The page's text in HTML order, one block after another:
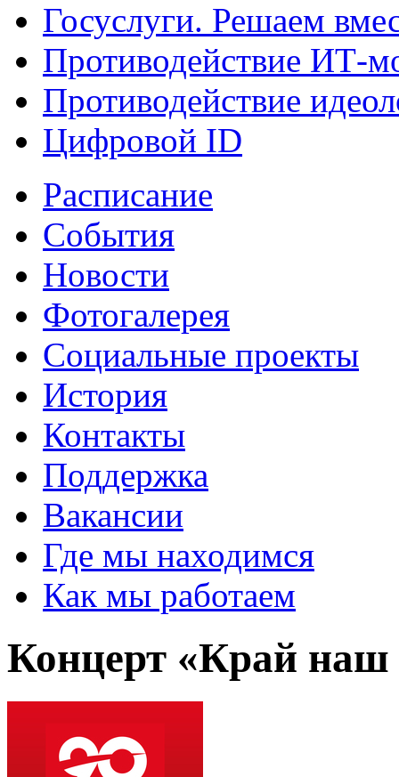
Госуслуги. Решаем
Противодействие ИТ-
Противодействие
Цифровой ID
Расписание
События
Новости
Фотогалерея
Социальные проекты
История
Контакты
Поддержка
Вакансии
Где мы находимся
Как мы работаем
Концерт «Край